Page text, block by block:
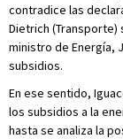
contradice las
Dietrich (Transporte)
ministro de Energía,
subsidios.
En ese sentido,
los subsidios a la
hasta se analiza la